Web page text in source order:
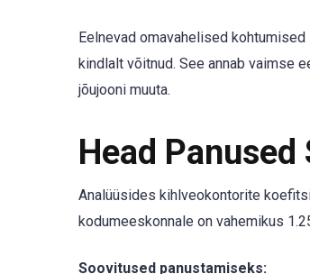
Eelnevad omavahelised
kindlalt võitnud. See annab vaimse
jõujooni muuta.
Head
Analüüsides kihlveokontorite
kodumeeskonnale on vahemikus
Soovitused panustamiseks: